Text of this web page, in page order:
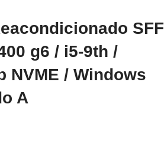
SFF
g6 / i5-9th /
NVME / Windows
A